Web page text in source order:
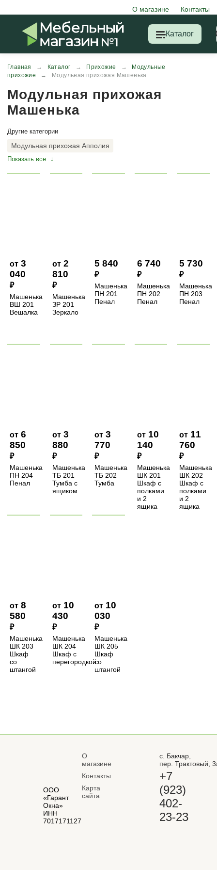
О магазине Контакты
Каталог
Главная → Каталог → Прихожие →
Модульные
прихожие → Модульная прихожая Машенька
Модульная прихожая
Машенька
Другие категории
Модульная прихожая Апполия
Модульная прихожая Машенька
Модульная прихожая Руэлла
от 3
040
₽
Машенька
ВШ 201
Вешалка
от2
810
₽
Машенька
ЗР 201
Зеркало
5 840
₽
Машенька
ПН 201
Пенал
6 740
₽
Машенька
ПН 202
Пенал
5 730
₽
Машенька
ПН 203
Пенал
от 6
850
₽
Машенька
ПН 204
Пенал
от3
880
₽
Машенька
ТБ 201
Тумба с
ящиком
от 3
770
₽
Машенька
ТБ 202
Тумба
от10
140
₽
Машенька
ШК 201
Шкаф с
полками
и 2
ящика
от 11
760
₽
Машенька
ШК 202
Шкаф с
полками
и 2
ящика
от 8
580
₽
Машенька
ШК 203
Шкаф
со
штангой
от10
430
₽
Машенька
ШК 204
Шкаф с
перегородкой
от 10
030
₽
Машенька
ШК 205
Шкаф
со
штангой
ООО
«Гарант
Окна»
ИНН
7017171127
О
магазине
Контакты
Карта
сайта
с. Бакчар,
пер. Трактовый,
+7
(923)
402-
23-23